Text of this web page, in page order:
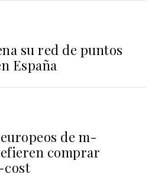
su red de puntos
España
de m-
comprar
cost